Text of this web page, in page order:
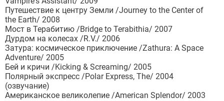
Путешествие к центру Земли /Journey to the Center of
the Earth/ 2008
Мост в Терабитию /Bridge to Terabithia/ 2007
Дурдом на колесах /R.V./ 2006
Затура: космическое приключение /Zathura: A Space
Adventure/ 2005
Бей и кричи /Kicking & Screaming/ 2005
Полярный экспресс /Polar Express, The/ 2004
(озвучание)
Американское великолепие /American Splendor/ 2003